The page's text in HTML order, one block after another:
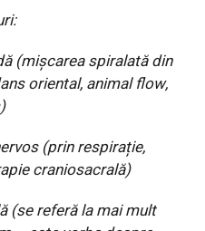
(mișcarea spiralată din
oriental, animal flow,
(prin respirație,
craniosacrală)
(se referă la mai mult